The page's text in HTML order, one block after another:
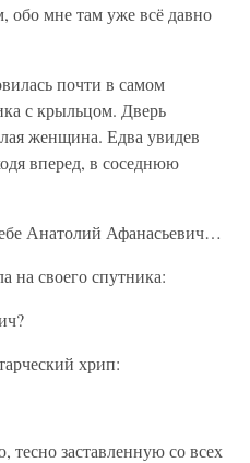
мне там уже всё давно
почти в самом
с крыльцом. Дверь
женщина. Едва увидев
вперед, в соседнюю
Анатолий Афанасьевич…
на своего спутника:
хрип:
заставленную со всех